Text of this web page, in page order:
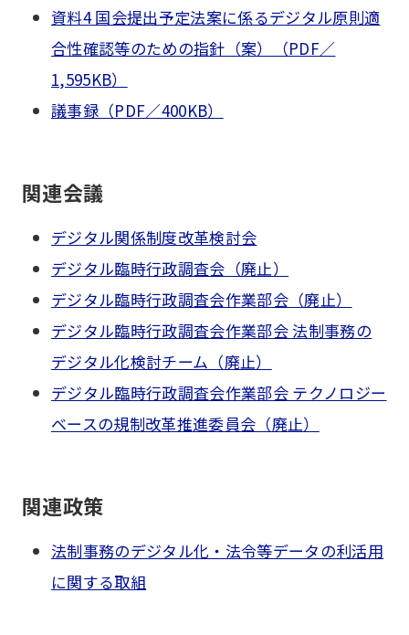
資料4 国会提出予定法案に係るデジタル原則適
合性確認等のための指針（案）（PDF／
1,595KB）
議事録（PDF／400KB）
関連会議
デジタル関係制度改革検討会
デジタル臨時行政調査会（廃止）
デジタル臨時行政調査会作業部会（廃止）
デジタル臨時行政調査会作業部会 法制事務の
デジタル化検討チーム（廃止）
デジタル臨時行政調査会作業部会 テクノロジー
ベースの規制改革推進委員会（廃止）
関連政策
法制事務のデジタル化・法令等データの利活用
に関する取組